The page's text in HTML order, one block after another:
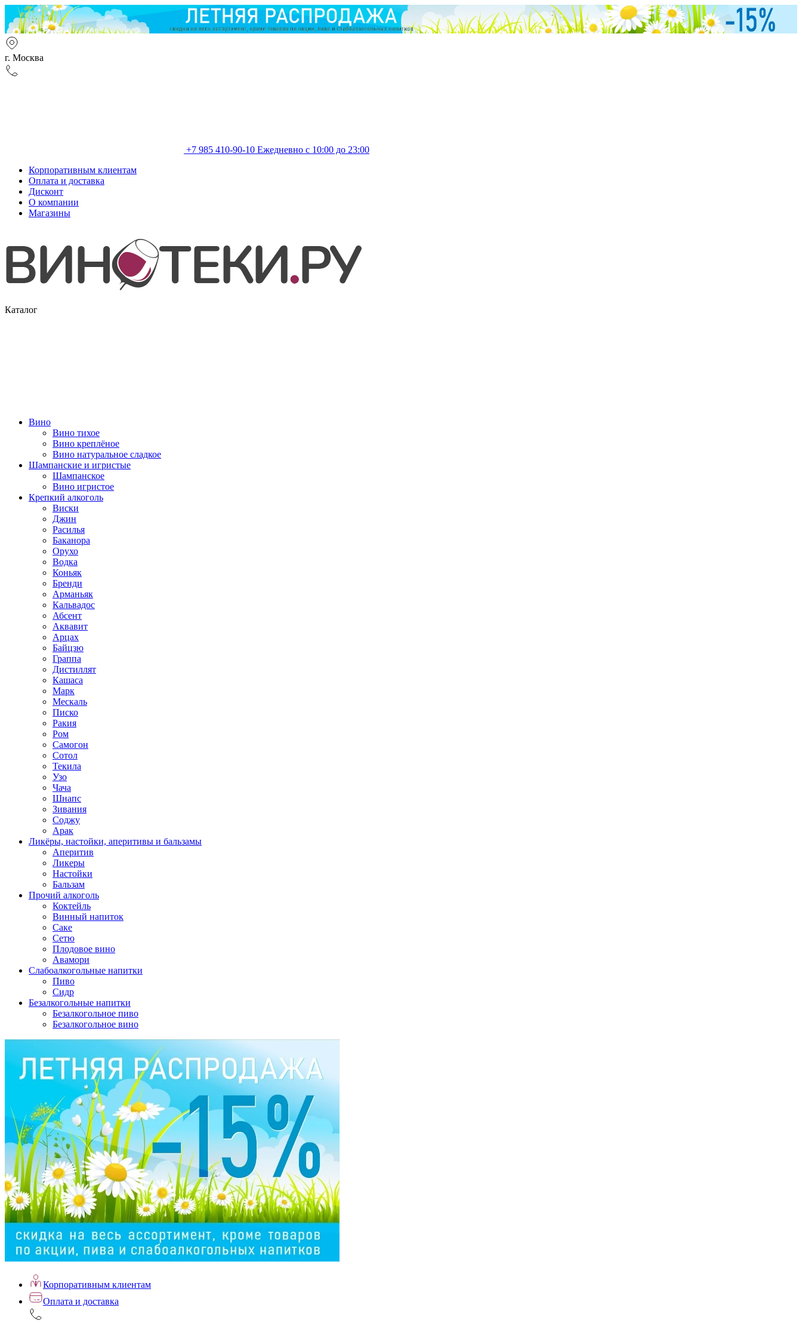
г. Москва
+7 985 410-90-10 Ежедневно с 10:00 до 23:00
Корпоративным клиентам
Оплата и доставка
Дисконт
О компании
Магазины
Каталог
Вино
Вино тихое
Вино креплёное
Вино натуральное сладкое
Шампанские и игристые
Шампанское
Вино игристое
Крепкий алкоголь
Виски
Джин
Расилья
Баканора
Орухо
Водка
Коньяк
Бренди
Арманьяк
Кальвадос
Абсент
Аквавит
Арцах
Байцзю
Граппа
Дистиллят
Кашаса
Марк
Мескаль
Писко
Ракия
Ром
Самогон
Сотол
Текила
Узо
Чача
Шнапс
Зивания
Соджу
Арак
Ликёры, настойки, аперитивы и бальзамы
Аперитив
Ликеры
Настойки
Бальзам
Прочий алкоголь
Коктейль
Винный напиток
Саке
Сетю
Плодовое вино
Авамори
Слабоалкогольные напитки
Пиво
Сидр
Безалкогольные напитки
Безалкогольное пиво
Безалкогольное вино
Корпоративным клиентам
Оплата и доставка